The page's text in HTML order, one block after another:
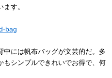
す。
bag
中には帆布バッグが文芸的だ。多
もシンプルできれいでお得で、何